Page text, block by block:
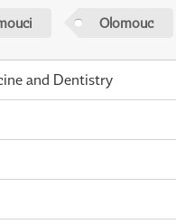
Olomouc
and Dentistry